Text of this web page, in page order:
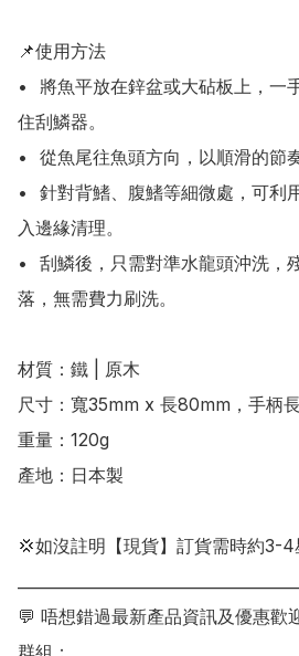
📌使用方法
•	將魚平放在鋅盆或大砧板上，一手按住魚頭，另一手握
住刮鱗器。
•	從魚尾往魚頭方向，以順滑的節奏輕輕推刮。
•	針對背鰭、腹鰭等細微處，可利用刮鱗器的前端針腳深
入邊緣清理。
•	刮鱗後，只需對準水龍頭沖洗，殘留的鱗片即可一秒脫
落，無需費力刷洗。
材質：鐵 | 原木
尺寸：寬35mm x 長80mm，手柄
重量：120g
產地：日本製
💢如沒註明【現貨】訂貨需時約3-4
💬 唔想錯過最新產品資訊及優惠歡